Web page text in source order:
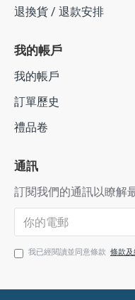
退換貨 / 退款安排
我的帳戶
我的帳戶
訂單歷史
禮品卷
通訊
訂閱我們的通訊以瞭解
我已經閱讀並同意條款 條款及